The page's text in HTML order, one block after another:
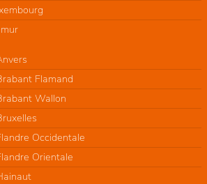
Flamand
Wallon
Occidentale
Orientale